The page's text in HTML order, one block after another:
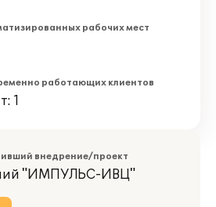
рабочих мест
работающих клиентов
1
внедрение/проект
"ИМПУЛЬС-ИВЦ"